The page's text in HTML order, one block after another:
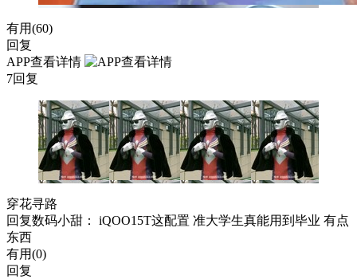
有用(60)
回复
APP查看详情
7回复
穿花寻路
回复数码小甜 ： iQOO15T这配置 准大学生真能用到毕业 有点
东西
有用(0)
回复